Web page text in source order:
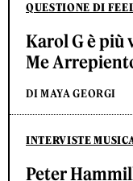
QUESTIONE DI
Karol G è più
Me
DI MAYA GEORGI
INTERVISTE
Peter